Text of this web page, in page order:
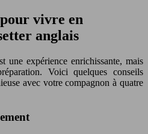
vivre en
anglais
une expérience enrichissante, mais
Voici quelques conseils
avec votre compagnon à quatre